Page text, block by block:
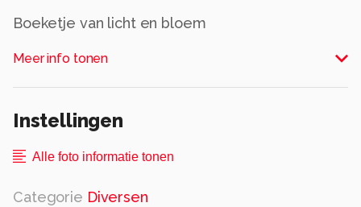
Alle rechten voorbehouden
Meer info tonen
Instellingen
Alle foto informatie tonen
Categorie Diversen